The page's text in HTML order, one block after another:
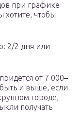
при графике
хотите, чтобы
2/2 дня или
от 7 000–
и выше, если
городе,
получать